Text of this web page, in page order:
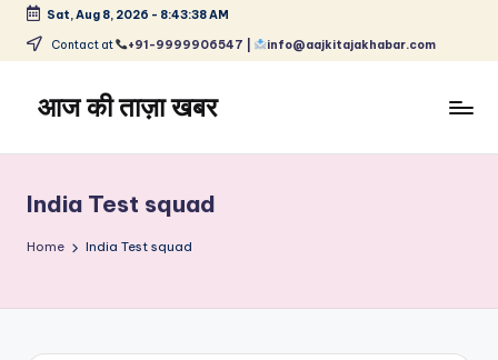
Skip
content
Sat, Aug 8, 2026 - 8:43:38 AM
Contact at +91-9999906547 | info@aajkitajakhabar.com
आज की ताज़ा खबर
ताज़ा
समाचार
–
India Test squad
Home India Test squad